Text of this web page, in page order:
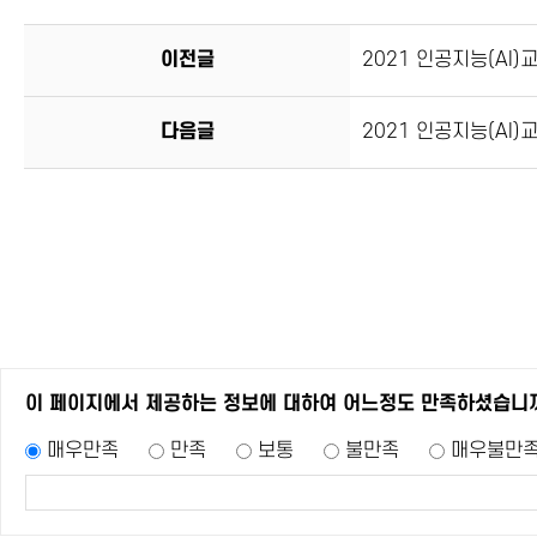
이전글 2021 인공지능(AI)
다음글 2021 인공지능(AI)
이 페이지에서 제공하는 정보에 대하여 어느정도 만족하셨습니
매우만족 만족 보통 불만족 매우불만